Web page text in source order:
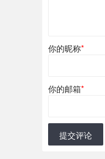
你的昵称*
你的邮箱*
提交评论